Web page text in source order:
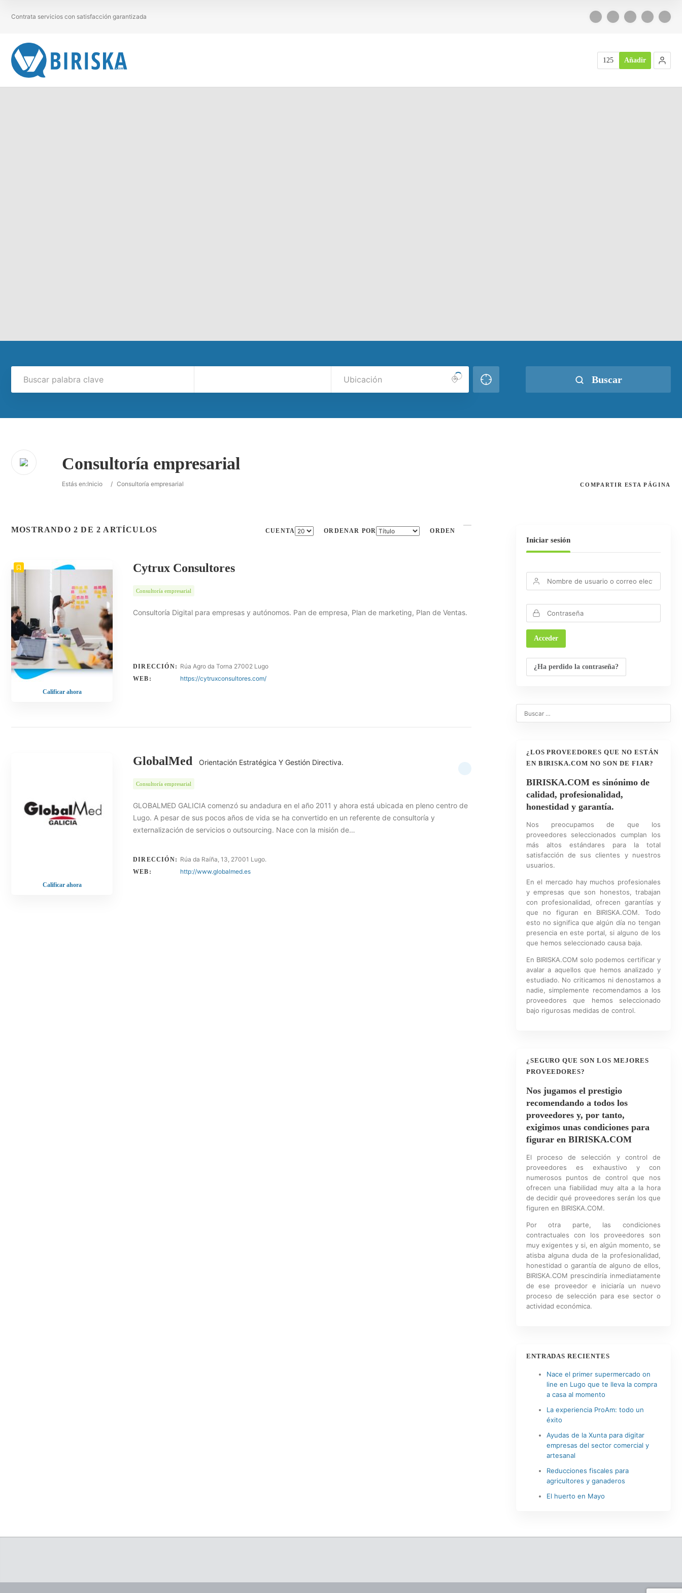
Contrata servicios con satisfacción garantizada
125 Añadir
Buscar
Consultoría empresarial
Estás en:Inicio / Consultoría empresarial COMPARTIR ESTA PÁGINA
MOSTRANDO 2 DE 2 ARTÍCULOS CUENTA ORDENAR POR ORDEN
Calificar ahora
Cytrux Consultores
Consultoría empresarial
Consultoría Digital para empresas y autónomos. Pan de empresa, Plan de marketing, Plan de Ventas.
DIRECCIÓN: Rúa Agro da Torna 27002 Lugo
WEB: https://cytruxconsultores.com/
Calificar ahora
GlobalMed Orientación Estratégica Y Gestión Directiva.
Consultoría empresarial
GLOBALMED GALICIA comenzó su andadura en el año 2011 y ahora está ubicada en pleno centro de
Lugo. A pesar de sus pocos años de vida se ha convertido en un referente de consultoría y
externalización de servicios o outsourcing. Nace con la misión de…
DIRECCIÓN: Rúa da Raíña, 13, 27001 Lugo.
WEB: http://www.globalmed.es
Iniciar sesión
¿Ha perdido la contraseña?
¿LOS PROVEEDORES QUE NO ESTÁN
EN BIRISKA.COM NO SON DE FIAR?
BIRISKA.COM es sinónimo de
calidad, profesionalidad,
honestidad y garantía.
Nos preocupamos de que los
proveedores seleccionados cumplan los
más altos estándares para la total
satisfacción de sus clientes y nuestros
usuarios.
En el mercado hay muchos profesionales
y empresas que son honestos, trabajan
con profesionalidad, ofrecen garantías y
que no figuran en BIRISKA.COM. Todo
esto no significa que algún día no tengan
presencia en este portal, si alguno de los
que hemos seleccionado causa baja.
En BIRISKA.COM solo podemos certificar y
avalar a aquellos que hemos analizado y
estudiado. No criticamos ni denostamos a
nadie, simplemente recomendamos a los
proveedores que hemos seleccionado
bajo rigurosas medidas de control.
¿SEGURO QUE SON LOS MEJORES
PROVEEDORES?
Nos jugamos el prestigio
recomendando a todos los
proveedores y, por tanto,
exigimos unas condiciones para
figurar en BIRISKA.COM
El proceso de selección y control de
proveedores es exhaustivo y con
numerosos puntos de control que nos
ofrecen una fiabilidad muy alta a la hora
de decidir qué proveedores serán los que
figuren en BIRISKA.COM.
Por otra parte, las condiciones
contractuales con los proveedores son
muy exigentes y si, en algún momento, se
atisba alguna duda de la profesionalidad,
honestidad o garantía de alguno de ellos,
BIRISKA.COM prescindiría inmediatamente
de ese proveedor e iniciaría un nuevo
proceso de selección para ese sector o
actividad económica.
ENTRADAS RECIENTES
Nace el primer supermercado on
line en Lugo que te lleva la compra
a casa al momento
La experiencia ProAm: todo un
éxito
Ayudas de la Xunta para digitar
empresas del sector comercial y
artesanal
Reducciones fiscales para
agricultores y ganaderos
El huerto en Mayo